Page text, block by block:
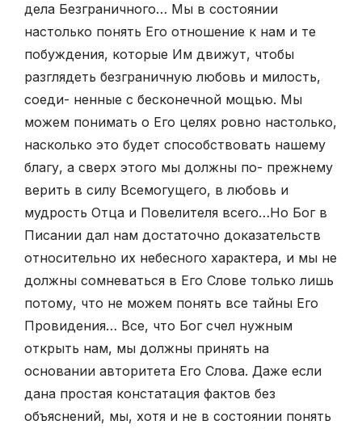
дела Безграничного… Мы в состоянии
настолько понять Его отношение к нам и те
побуждения, которые Им движут, чтобы
разглядеть безграничную любовь и милость,
соеди- ненные с бесконечной мощью. Мы
можем понимать о Его целях ровно настолько,
насколько это будет способствовать нашему
благу, а сверх этого мы должны по- прежнему
верить в силу Всемогущего, в любовь и
мудрость Отца и Повелителя всего…Но Бог в
Писании дал нам достаточно доказательств
относительно их небесного характера, и мы не
должны сомневаться в Его Слове только лишь
потому, что не можем понять все тайны Его
Провидения… Все, что Бог счел нужным
открыть нам, мы должны принять на
основании авторитета Его Слова. Даже если
дана простая констатация фактов без
объяснений, мы, хотя и не в состоянии понять